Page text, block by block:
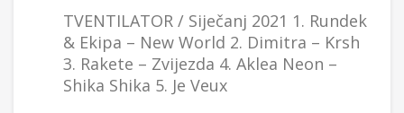
TVENTILATOR / Siječanj 2021 1. Rundek
& Ekipa – New World 2. Dimitra – Krsh
3. Rakete – Zvijezda 4. Aklea Neon –
Shika Shika 5. Je Veux